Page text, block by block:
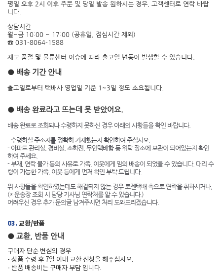
평일 오후 2시 이후 주문 및 당일 발송 원하시는 경우, 고객센터로 연락 바랍
니다.
상담시간
월~금 10:00 ~ 17:00 (공휴일, 점심시간 제외)
☎ 031-8064-1588
재고 품절 및 물류센터 이슈에 따라 출고일 변동이 발생할 수 있습니다.
● 배송 기간 안내
출고일로부터 택배사 영업일 기준 1~3일 정도 소요됩니다.
● 배송 완료라고 뜨는데 못 받았어요.
배송 완료로 조회되나 수령하지 못하신 경우 아래의 사항들을 확인 바랍니다.
- 수령하실 주소지를 정확히 기재했는지 확인하여 주십시오.
- 아파트 관리실, 경비실, 소화전, 무인택배함 등 위탁 장소에 보관이 되어있는지 확인
하여 주세요.
- 부재, 연락 불가 등의 사유로 가족, 이웃에게 임의 배송이 되었을 수 있습니다. 대리 수
령이 가능한 가족, 이웃 등에게 먼저 확인 부탁 드립니다.
위 사항들을 확인하였는데도 해결되지 않는 경우 로젠택배 측으로 연락을 취하시거나,
(* 운송장 조회 시 담당 기사님 연락처를 알 수 있습니다.)
어려우신 경우 추가 문의글 남겨주시면 처리 도와드리겠습니다.
03.교환/반품
● 교환, 반품 안내
구매자 단순 변심의 경우
- 상품 수령 후 7일 이내 교환 신청을 해주십시오.
- 반품 배송비는 구매자 부담 입니다.